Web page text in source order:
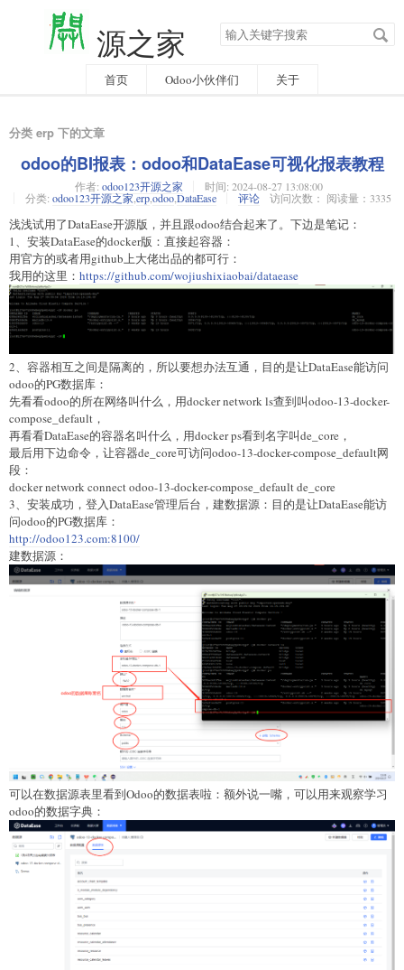
源之家 搜
索
字
首页 Odoo小伙伴们 关于
分类 erp 下的文章
odoo的BI报表：odoo和DataEase可视化报表教程
作者: odoo123开源之家 时间: 2024-08-27 13:08:00
分类: odoo123开源之家 erp,odoo,DataEase 评论 访问次数： 阅读量：3335
浅浅试用了DataEase开源版，并且跟odoo结合起来了。下边是笔记：
1、安装DataEase的docker版：直接起容器：
用官方的或者用github上大佬出品的都可行：
我用的这里： https://github.com/wojiushixiaobai/dataease
2、容器相互之间是隔离的，所以要想办法互通，目的是让DataEase能访问
odoo的PG数据库：
先看看odoo的所在网络叫什么，用docker network ls查到叫odoo-13-docker-
compose_default，
再看看DataEase的容器名叫什么，用docker ps看到名字叫de_core，
最后用下边命令，让容器de_core可访问odoo-13-docker-compose_default网
段：
docker network connect odoo-13-docker-compose_default de_core
3、安装成功，登入DataEase管理后台，建数据源：目的是让DataEase能访
问odoo的PG数据库：
http://odoo123.com:8100/
建数据源：
可以在数据源表里看到Odoo的数据表啦：额外说一嘴，可以用来观察学习
odoo的数据字典：